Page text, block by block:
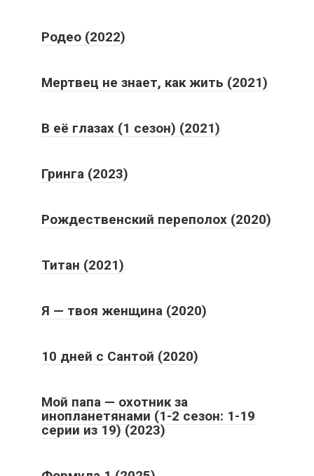
Родео (2022)
Мертвец не знает, как жить (2021)
В её глазах (1 сезон) (2021)
Гринга (2023)
Рождественский переполох (2020)
Титан (2021)
Я — твоя женщина (2020)
10 дней с Сантой (2020)
Мой папа — охотник за
инопланетянами (1-2 сезон: 1-19
серии из 19) (2023)